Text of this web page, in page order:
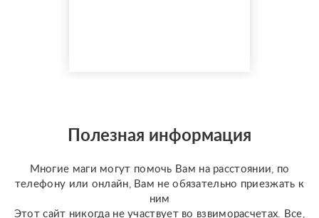
конкретную задачу
(Классическое Таро
Таро ...
Полезная информация
Многие маги могут помочь Вам на расстоянии, по
телефону или онлайн, Вам не обязательно приезжать к
ним
Этот сайт никогда не участвует во взвиморасчетах. Все,